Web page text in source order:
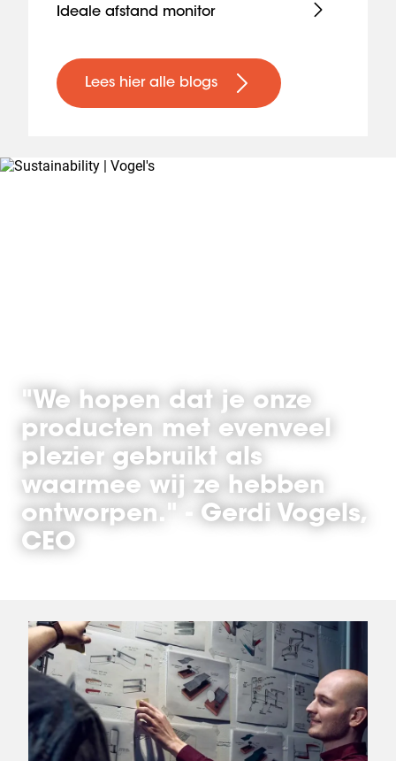
Ideale afstand monitor
Lees hier alle blogs
"We hopen dat je onze
producten met evenveel
plezier gebruikt als
waarmee wij ze hebben
ontworpen." - Gerdi Vogels,
CEO